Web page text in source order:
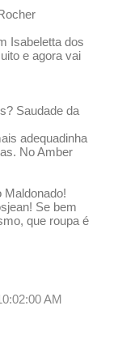
Isabeletta dos
e agora vai
Saudade da
adequadinha
No Amber
Maldonado!
Se bem
que roupa é
AM